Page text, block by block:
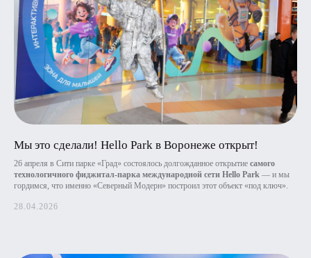
Мы это сделали! Hello Park в Воронеже открыт!
26 апреля в Сити парке «Град» состоялось долгожданное открытие самого
технологичного фиджитал-парка международной сети Hello Park — и мы
гордимся, что именно «Северный Модерн» построил этот объект «под ключ».
28.04.2026